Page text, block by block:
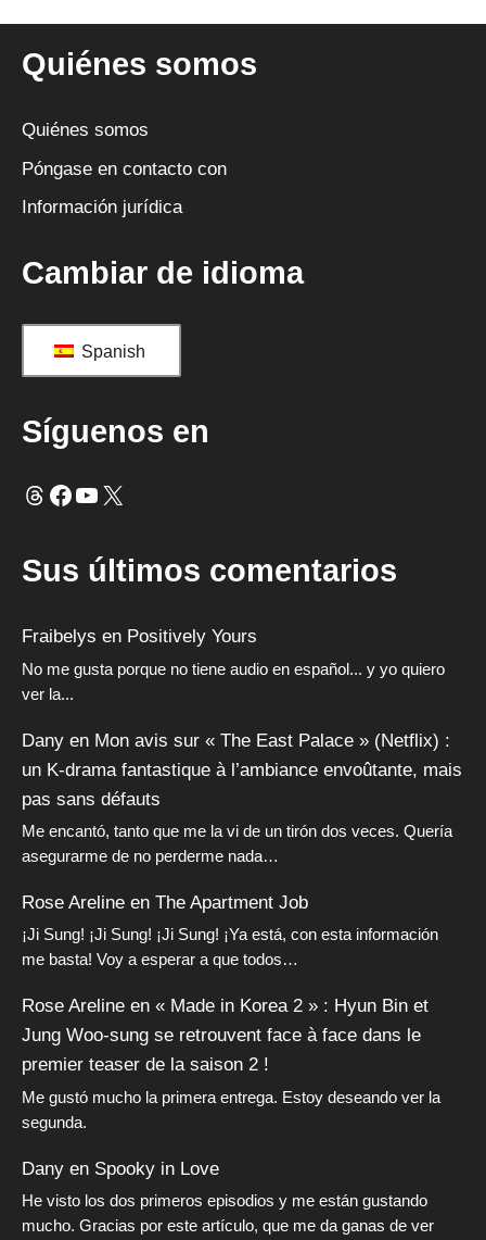
a
i
a
:
Quiénes somos
Quiénes somos
Póngase en contacto con
Información jurídica
Cambiar de idioma
Spanish
Síguenos en
HilosFacebook
YouTube
X
Sus últimos comentarios
Fraibelys en Positively Yours
No me gusta porque no tiene audio en español... y yo quiero
ver la...
Dany en Mon avis sur « The East Palace » (Netflix) :
un K-drama fantastique à l’ambiance envoûtante, mais
pas sans défauts
Me encantó, tanto que me la vi de un tirón dos veces. Quería
asegurarme de no perderme nada…
Rose Areline en The Apartment Job
¡Ji Sung! ¡Ji Sung! ¡Ji Sung! ¡Ya está, con esta información
me basta! Voy a esperar a que todos…
Rose Areline en « Made in Korea 2 » : Hyun Bin et
Jung Woo-sung se retrouvent face à face dans le
premier teaser de la saison 2 !
Me gustó mucho la primera entrega. Estoy deseando ver la
segunda.
Dany en Spooky in Love
He visto los dos primeros episodios y me están gustando
mucho. Gracias por este artículo, que me da ganas de ver